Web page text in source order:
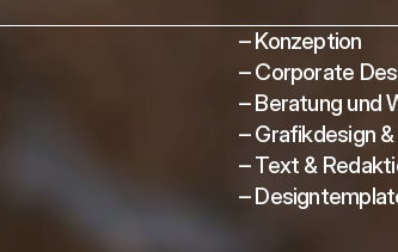
– Konzeption
– Corporate
– Beratung und
– Grafikdesign
– Text &
–